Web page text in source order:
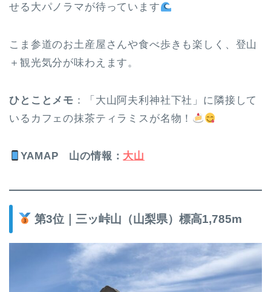
せる大パノラマが待っています
こま参道のお土産屋さんや食べ歩きも楽しく、登山
＋観光気分が味わえます。
ひとことメモ ：「大山阿夫利神社下社」に隣接して
いるカフェの抹茶ティラミスが名物！
YAMAP 山の情報 ： 大山
第3位｜三ッ峠山（山梨県）標高1,785m